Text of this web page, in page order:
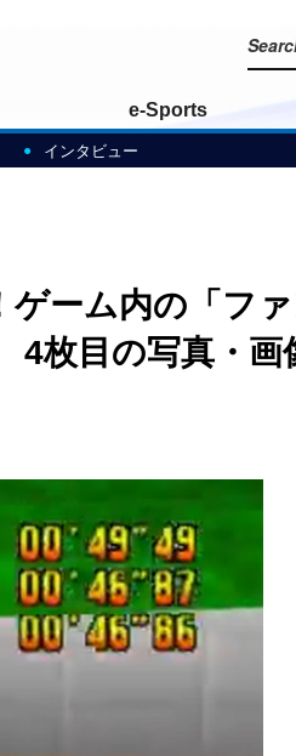
インタビュー
e-Sports
ーム内の「フ
4枚目の写真・画